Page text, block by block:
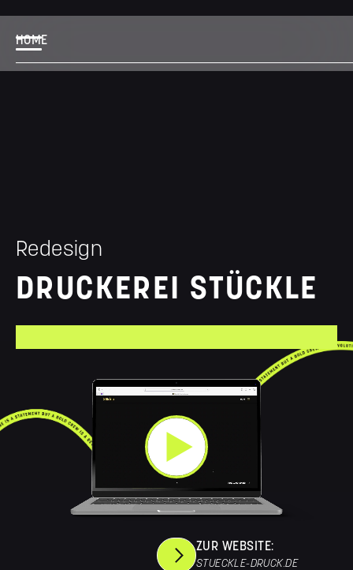
HOME
Redesign
DRUCKEREI STÜCKLE
ZUR WEBSITE:
STUECKLE-DRUCK.DE